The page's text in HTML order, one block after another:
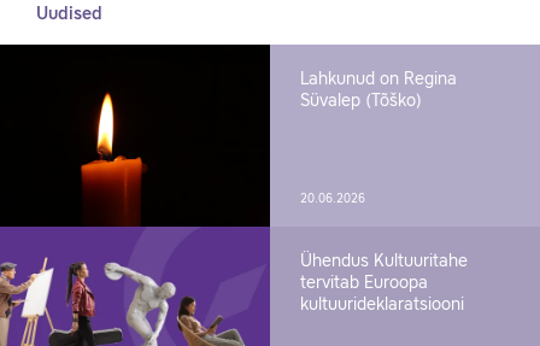
Uudised
Lahkunud on Regina
Süvalep (Tõško)
20.06.2026
Ühendus Kultuuritahe
tervitab Euroopa
kultuurideklaratsiooni